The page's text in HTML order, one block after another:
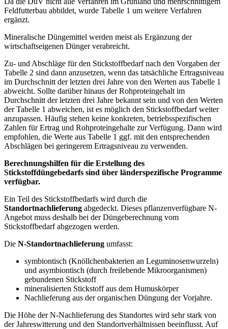
Feldfutterbau abbildet, wurde Tabelle 1 um weitere Verfahren
ergänzt.
Mineralische Düngemittel werden meist als Ergänzung der
wirtschaftseigenen Dünger verabreicht.
Zu- und Abschläge für den Stickstoffbedarf nach den Vorgaben der
Tabelle 2 sind dann anzusetzen, wenn das tatsächliche Ertragsniveau
im Durchschnitt der letzten drei Jahre von den Werten aus Tabelle 1
abweicht. Sollte darüber hinaus der Rohproteingehalt im
Durchschnitt der letzten drei Jahre bekannt sein und von den Werten
der Tabelle 1 abweichen, ist es möglich den Stickstoffbedarf weiter
anzupassen. Häufig stehen keine konkreten, betriebsspezifischen
Zahlen für Ertrag und Rohproteingehalte zur Verfügung. Dann wird
empfohlen, die Werte aus Tabelle 1 ggf. mit den entsprechenden
Abschlägen bei geringerem Ertragsniveau zu verwenden.
Berechnungshilfen für die Erstellung des
Stickstoffdüngebedarfs sind über länderspezi­fische Programme
verfügbar.
Ein Teil des Stickstoffbedarfs wird durch die
Standortnachlieferung abgedeckt. Dieses pflanzenverfügbare N-
Angebot muss deshalb bei der Düngeberechnung vom
Stickstoffbedarf abge­zogen werden.
Die N-Standortnachlieferung umfasst:
symbiontisch (Knöllchenbakterien an Leguminosenwurzeln)
und asymbiontisch (durch freilebende Mikroorganismen)
gebundenen Stickstoff
mineralisierten Stickstoff aus dem Humuskörper
Nachlieferung aus der organischen Düngung der Vorjahre.
Die Höhe der N-Nachlieferung des Standortes wird sehr stark von
der Jahreswitterung und den Standortverhältnissen beeinflusst. Auf